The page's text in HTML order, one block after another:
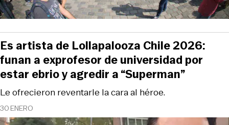
30 ENERO
Le ofrecieron reventarle la cara al héroe.
Es artista de Lollapalooza Chile 2026:
funan a exprofesor de universidad por
estar ebrio y agredir a “Superman”